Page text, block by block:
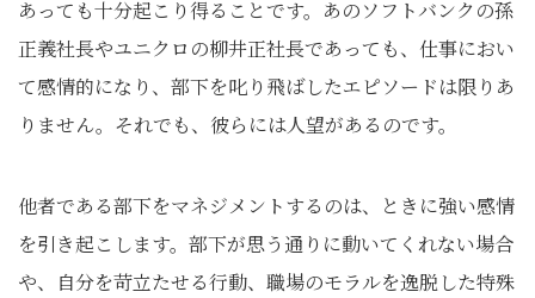
あっても十分起こり得ることです。あのソフトバンクの孫
正義社長やユニクロの柳井正社長であっても、仕事におい
て感情的になり、部下を叱り飛ばしたエピソードは限りあ
りません。それでも、彼らには人望があるのです。
他者である部下をマネジメントするのは、ときに強い感情
を引き起こします。部下が思う通りに動いてくれない場合
や、自分を苛立たせる行動、職場のモラルを逸脱した特殊